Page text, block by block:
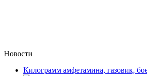
Новости
Килограмм амфетамина, газовик,